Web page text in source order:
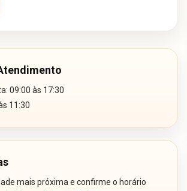
09:00 às 17:30
11:30
mais próxima e confirme o horário